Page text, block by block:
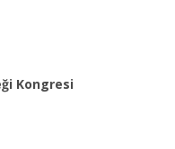
Kongresi